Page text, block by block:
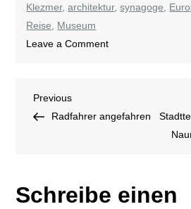
Klezmer,architektur,synagoge
Reise
Museum
Leave a Commenton
diesmal:
Zakopane
Previous
Post
Previous
Radfahrer angefahren
Schreibe einen